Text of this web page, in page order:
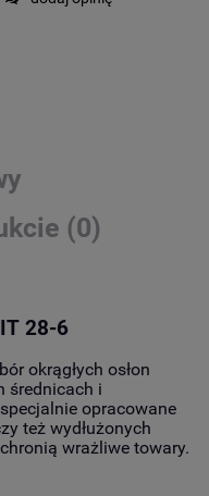
(0)
28-6
okrągłych osłon
średnicach i
opracowane
też wydłużonych
wrażliwe towary.